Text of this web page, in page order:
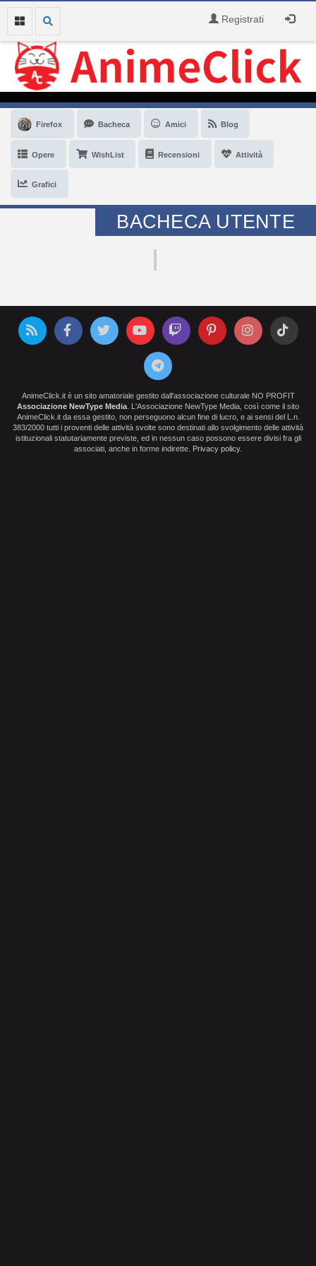
Registrati
Firefox Bacheca Amici Blog
Opere WishList Recensioni Attività
Grafici
BACHECA UTENTE
AnimeClick.it è un sito amatoriale gestito dall'associazione culturale NO PROFIT
Associazione NewType Media . L'Associazione NewType Media, così come il sito
AnimeClick.it da essa gestito, non perseguono alcun fine di lucro, e ai sensi del L.n.
383/2000 tutti i proventi delle attività svolte sono destinati allo svolgimento delle attività
istituzionali statutariamente previste, ed in nessun caso possono essere divisi fra gli
associati, anche in forme indirette. Privacy policy.